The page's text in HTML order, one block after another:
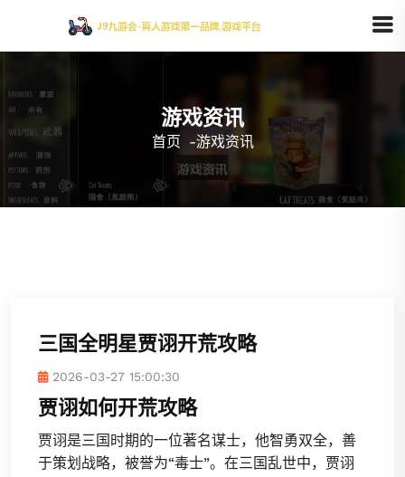
游戏资讯
首页 -游戏资讯
三国全明星贾诩开荒攻略
2026-03-27 15:00:30
贾诩如何开荒攻略
贾诩是三国时期的一位著名谋士，他智勇双全，善
于策划战略，被誉为“毒士”。在三国乱世中，贾诩